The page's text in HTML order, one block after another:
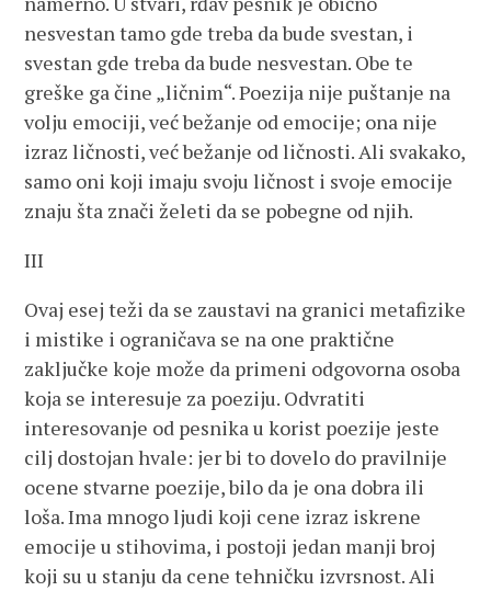
nesvestan tamo gde treba da bude svestan, i
svestan gde treba da bude nesvestan. Obe te
greške ga čine „ličnim“. Poezija nije puštanje na
volju emociji, već bežanje od emocije; ona nije
izraz ličnosti, već bežanje od ličnosti. Ali svakako,
samo oni koji imaju svoju ličnost i svoje emocije
znaju šta znači želeti da se pobegne od njih.
III
Ovaj esej teži da se zaustavi na granici metafizike
i mistike i ograničava se na one praktične
zaključke koje može da primeni odgovorna osoba
koja se interesuje za poeziju. Odvratiti
interesovanje od pesnika u korist poezije jeste
cilj dostojan hvale: jer bi to dovelo do pravilnije
ocene stvarne poezije, bilo da je ona dobra ili
loša. Ima mnogo ljudi koji cene izraz iskrene
emocije u stihovima, i postoji jedan manji broj
koji su u stanju da cene tehničku izvrsnost. Ali